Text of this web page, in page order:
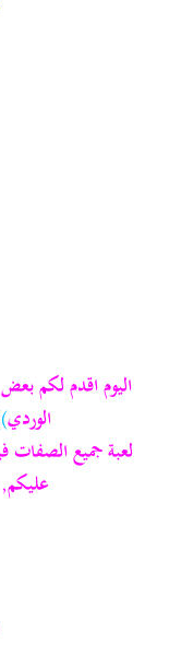
اليوم اقدم لكم
الوردي
لعبة جميع الصفات